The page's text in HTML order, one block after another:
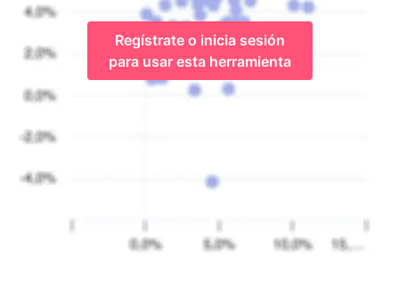
Regístrate o inicia sesión
para usar esta herramienta